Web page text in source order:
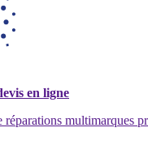
en ligne
réparations multimarques